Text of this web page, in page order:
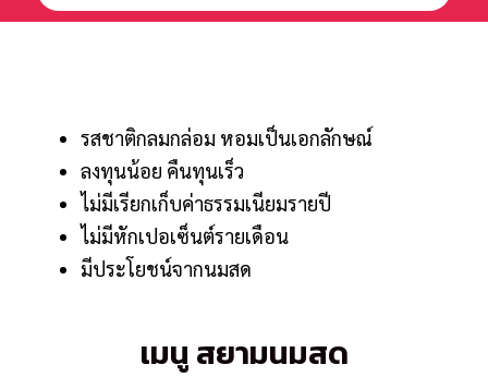
รสชาติกลมกล่อม หอมเป็นเอกลักษณ์
ลงทุนน้อย คืนทุนเร็ว
ไม่มีเรียกเก็บค่าธรรมเนียมรายปี
ไม่มีหักเปอเซ็นต์รายเดือน
มีประโยชน์จากนมสด
เมนู สยามนมสด